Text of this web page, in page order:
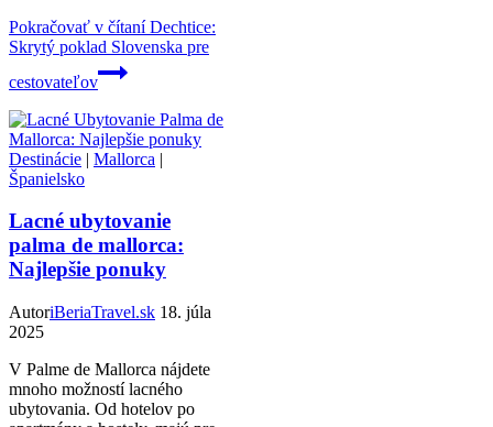
Pokračovať v čítaníDechtice:
Skrytý poklad Slovenska pre
cestovateľov
Destinácie | Mallorca |
Španielsko
Lacné ubytovanie
palma de mallorca:
Najlepšie ponuky
AutoriBeriaTravel.sk 18. júla
2025
V Palme de Mallorca nájdete
mnoho možností lacného
ubytovania. Od hotelov po